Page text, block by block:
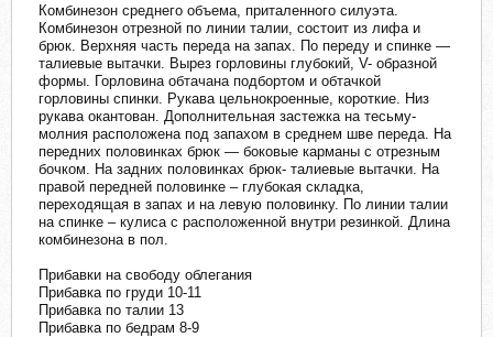
Комбинезон среднего объема, приталенного силуэта.
Комбинезон отрезной по линии талии, состоит из лифа и
брюк. Верхняя часть переда на запах. По переду и спинке —
талиевые вытачки. Вырез горловины глубокий, V- образной
формы. Горловина обтачана подбортом и обтачкой
горловины спинки. Рукава цельнокроенные, короткие. Низ
рукава окантован. Дополнительная застежка на тесьму-
молния расположена под запахом в среднем шве переда. На
передних половинках брюк — боковые карманы с отрезным
бочком. На задних половинках брюк- талиевые вытачки. На
правой передней половинке – глубокая складка,
переходящая в запах и на левую половинку. По линии талии
на спинке – кулиса с расположенной внутри резинкой. Длина
комбинезона в пол.
Прибавки на свободу облегания
Прибавка по груди 10-11
Прибавка по талии 13
Прибавка по бедрам 8-9